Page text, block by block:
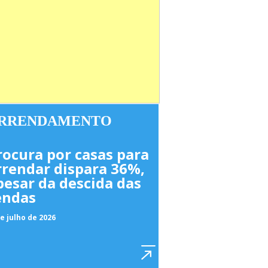
por casas para
dispara 36%,
da descida das
julho de 2026